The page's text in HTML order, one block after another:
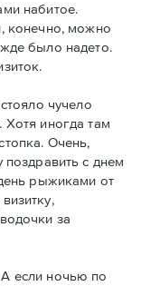
набитое.
конечно, можно
было надето.
чучело
иногда там
Очень,
поздравить с днем
рыжиками от
за
если ночью по